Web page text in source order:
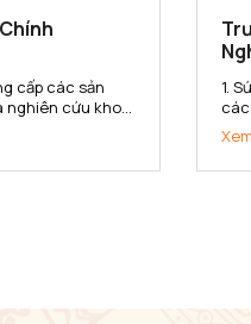
cấp các sản
nghiên cứu khoa
toán chất lượng
chất lượng
1.